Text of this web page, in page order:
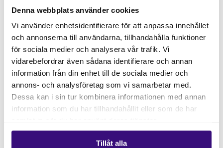
Denna webbplats använder cookies
Vi använder enhetsidentifierare för att anpassa innehållet
och annonserna till användarna, tillhandahålla funktioner
för sociala medier och analysera vår trafik. Vi
vidarebefordrar även sådana identifierare och annan
information från din enhet till de sociala medier och
annons- och analysföretag som vi samarbetar med.
Dessa kan i sin tur kombinera informationen med annan
information som du har tillhandahållit eller som de har
Tillåt alla
Dezza framför ”Nami ge a sa Nam/ Your love is your love” – Foto: Iana
Bors
Lesbisk festival i Windhoek
WLC har under många år arrangerat en lesbisk
festival i samarbete med bland andra Y-Fem. Den
namibiska festivalen utmanar och ifrågasätter den
djupt rotade homofobin som fortfarande dominerar i
Namibia. Lesbiska upplever diskriminering, våld, hat,
samhället, skolan, sjukvården och kyrkan. Lbq-
kvinnor från Namibia och flera grannländer samlas i